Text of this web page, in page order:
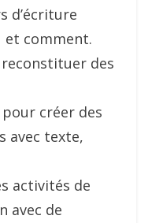
d’écriture
et comment.
des
pour créer des
avec texte,
activités de
avec de